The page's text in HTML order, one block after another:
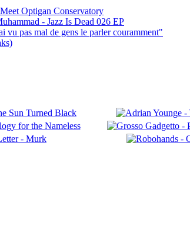
Optigan Conservatory
- Jazz Is Dead 026 EP
vu pas mal de gens le parler couramment"